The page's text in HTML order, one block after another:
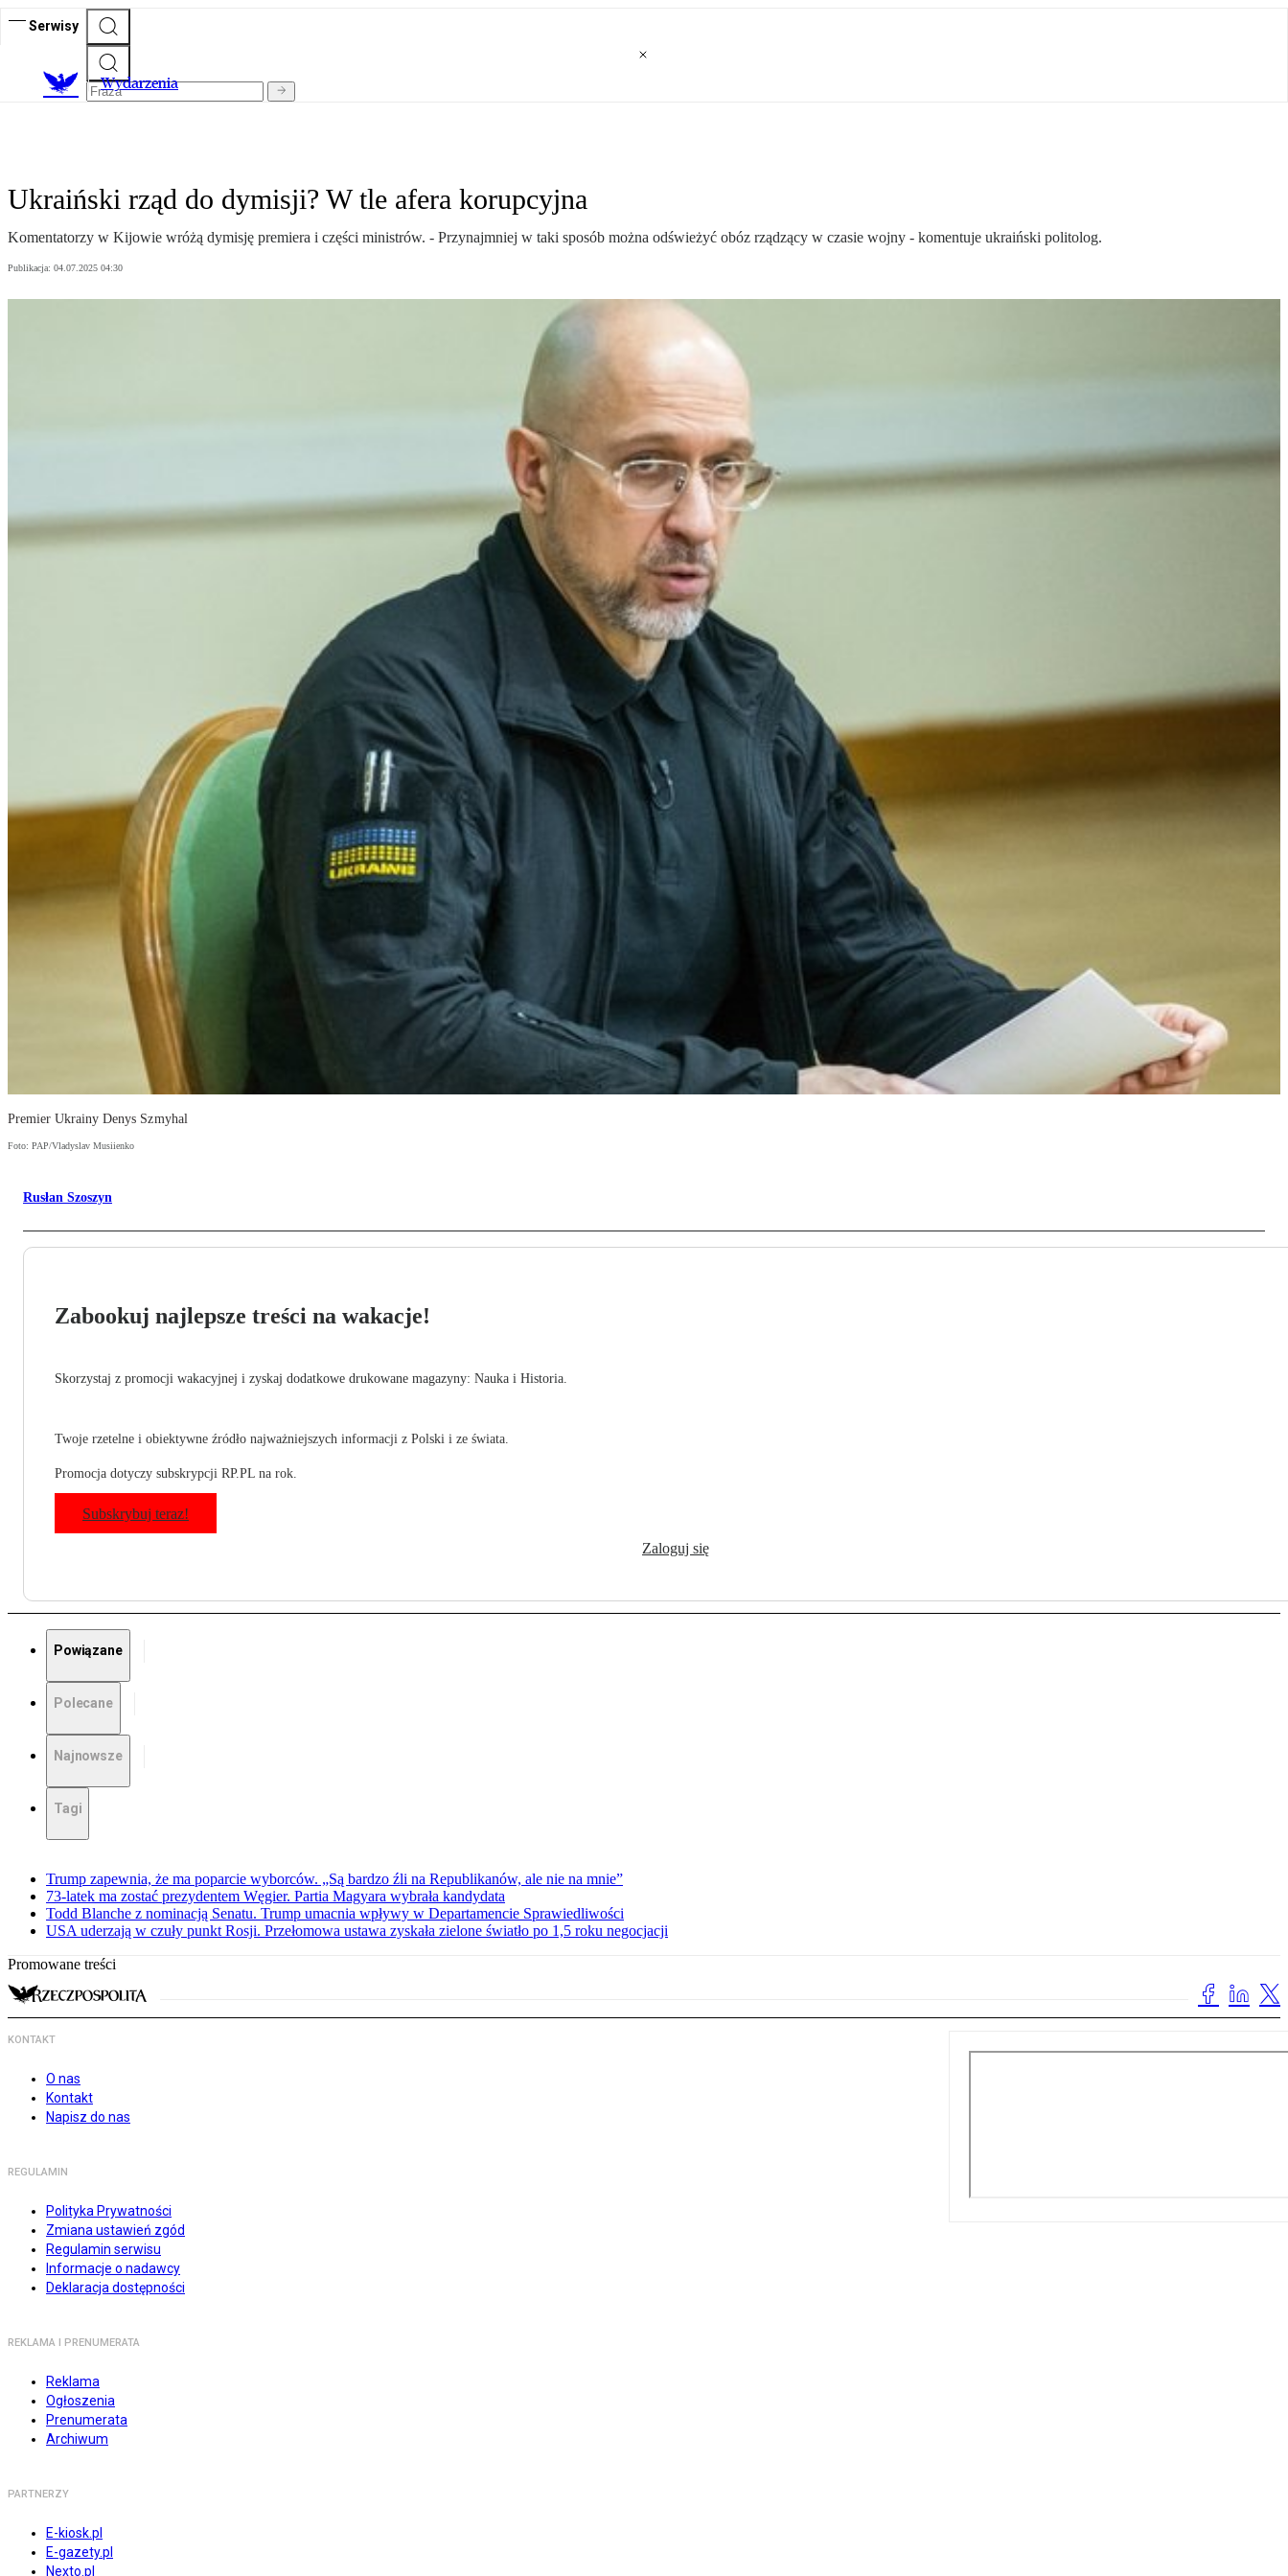
Serwisy
Wydarzenia
Ukraiński rząd do dymisji? W tle afera korupcyjna
Komentatorzy w Kijowie wróżą dymisję premiera i części ministrów. - Przynajmniej w taki sposób można odświeżyć obóz rządzący w czasie wojny - komentuje ukraiński politolog.
Publikacja: 04.07.2025 04:30
Premier Ukrainy Denys Szmyhal
Foto: PAP/Vladyslav Musiienko
Rusłan Szoszyn
Zabookuj najlepsze treści na wakacje!
Skorzystaj z promocji wakacyjnej i zyskaj dodatkowe drukowane magazyny: Nauka i Historia.
Twoje rzetelne i obiektywne źródło najważniejszych informacji z Polski i ze świata.
Promocja dotyczy subskrypcji RP.PL na rok.
Subskrybuj teraz!
Zaloguj się
Powiązane
Polecane
Najnowsze
Tagi
Trump zapewnia, że ma poparcie wyborców. „Są bardzo źli na Republikanów, ale nie na mnie”
73-latek ma zostać prezydentem Węgier. Partia Magyara wybrała kandydata
Todd Blanche z nominacją Senatu. Trump umacnia wpływy w Departamencie Sprawiedliwości
USA uderzają w czuły punkt Rosji. Przełomowa ustawa zyskała zielone światło po 1,5 roku negocjacji
Promowane treści
KONTAKT
O nas
Kontakt
Napisz do nas
REGULAMIN
Polityka Prywatności
Zmiana ustawień zgód
Regulamin serwisu
Informacje o nadawcy
Deklaracja dostępności
REKLAMA I PRENUMERATA
Reklama
Ogłoszenia
Prenumerata
Archiwum
PARTNERZY
E-kiosk.pl
E-gazety.pl
Nexto.pl